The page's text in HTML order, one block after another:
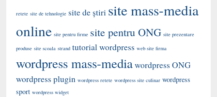
retete site de tehnologie site de știri site mass-media
online site pentru firme site pentru ONG site prezentare
produse site scoala strand tutorial wordpress web site firma
wordpress mass-mediawordpress ONG
wordpress plugin wordpress retete wordpress site culinar wordpress
sport wordpress widget